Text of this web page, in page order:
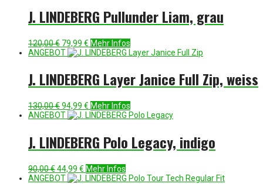
J. LINDEBERG Pullunder Liam, grau
120,00€ Ursprünglicher
Preis
79,99 € Aktueller
Preis
Mehr Infos
ANGEBOT
J. LINDEBERG Layer Janice Full Zip, weiss
130,00€Ursprünglicher
Preis
94,99 € Aktueller
Preis
Mehr Infos
ANGEBOT
J. LINDEBERG Polo Legacy, indigo
90,00€Ursprünglicher
Preis
44,99 € Aktueller
Preis
Mehr Infos
ANGEBOT